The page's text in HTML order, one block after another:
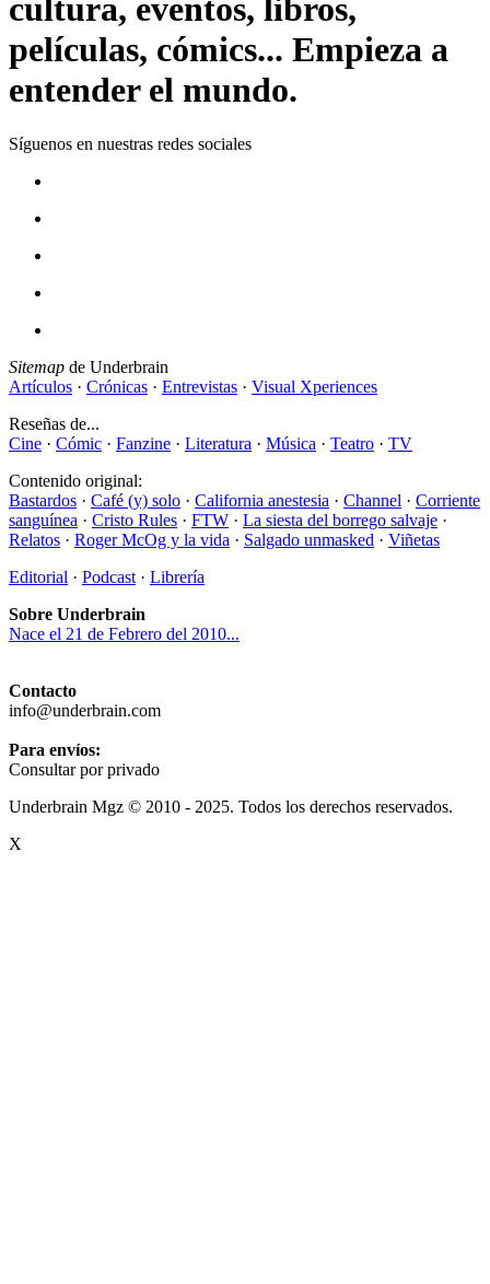
cultura, eventos, libros,
películas, cómics... Empieza a
entender el mundo.
Síguenos en nuestras redes sociales
Sitemap de Underbrain
Artículos · Crónicas · Entrevistas · Visual Xperiences
Reseñas de...
Cine · Cómic · Fanzine · Literatura · Música · Teatro · TV
Contenido original:
Bastardos · Café (y) solo · California anestesia · Channel · Corriente
sanguínea · Cristo Rules · FTW · La siesta del borrego salvaje ·
Relatos · Roger McOg y la vida · Salgado unmasked · Viñetas
Editorial · Podcast · Librería
Sobre Underbrain
Nace el 21 de Febrero del 2010...
Contacto
info@underbrain.com
Para envíos:
Consultar por privado
Underbrain Mgz © 2010 - 2025. Todos los derechos reservados.
X